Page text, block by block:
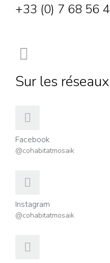
+33 (0) 7 68 56
Sur les
Facebook
@cohabitatmosaik
Instagram
@cohabitatmosaik